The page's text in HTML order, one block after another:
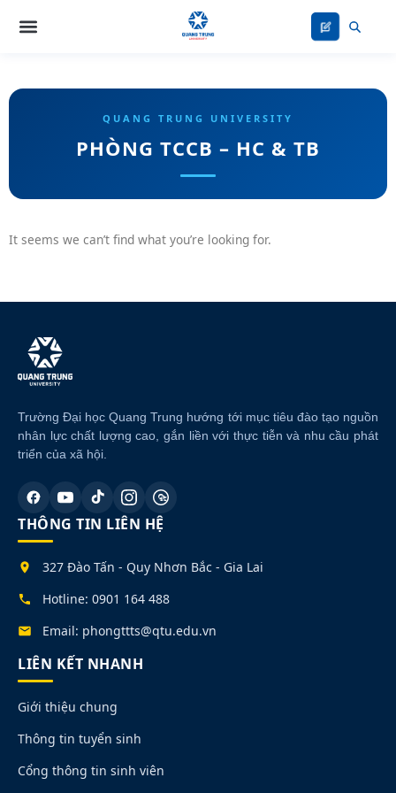
PHÒNG TCCB – HC & TB
It seems we can’t find what you’re looking for.
Trường Đại học Quang Trung hướng tới mục tiêu đào tạo nguồn
nhân lực chất lượng cao, gắn liền với thực tiễn và nhu cầu phát
triển của xã hội.
THÔNG TIN LIÊN HỆ
327 Đào Tấn - Quy Nhơn Bắc - Gia Lai
Hotline: 0901 164 488
Email: phongttts@qtu.edu.vn
LIÊN KẾT NHANH
Giới thiệu chung
Thông tin tuyển sinh
Cổng thông tin sinh viên